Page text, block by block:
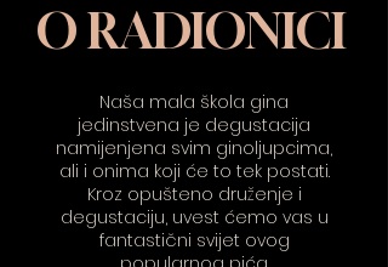
O RADIONICI
Naša mala škola gina
jedinstvena je degustacija
namijenjena svim ginoljupcima,
ali i onima koji će to tek postati.
Kroz opušteno druženje i
degustaciju, uvest ćemo vas u
fantastični svijet ovog